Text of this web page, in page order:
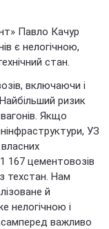
Павло Качур
є нелогічною,
стан.
включаючи і
ризик
вагонів. Якщо
УЗ
167 цементовозів
техстан. Нам
й
нелогічною і
важливо